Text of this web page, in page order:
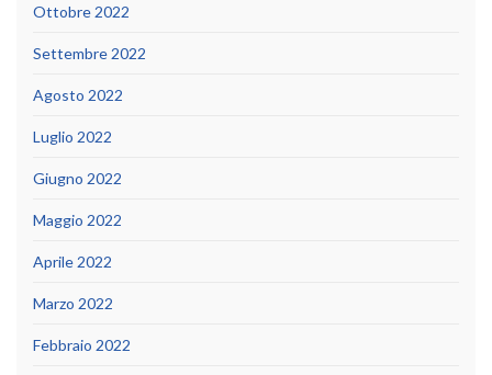
Ottobre 2022
Settembre 2022
Agosto 2022
Luglio 2022
Giugno 2022
Maggio 2022
Aprile 2022
Marzo 2022
Febbraio 2022